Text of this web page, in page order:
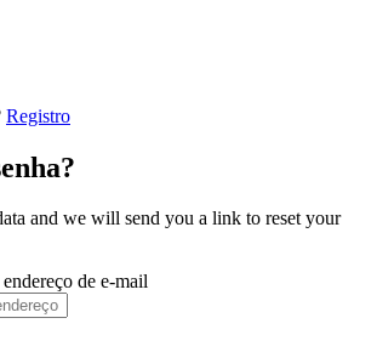
Registro
and we will send you a link to reset your
de e-mail